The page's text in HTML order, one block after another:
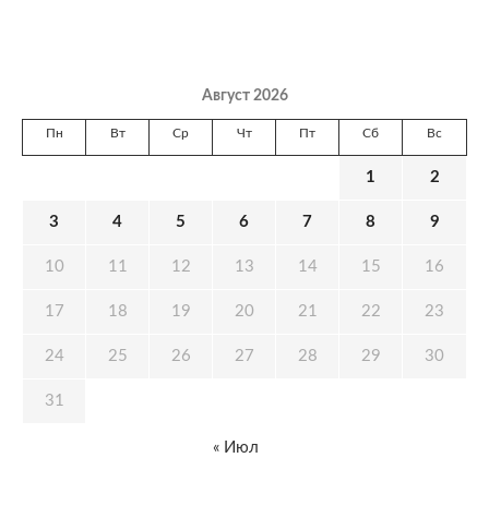
Август 2026
Пн Вт Ср Чт Пт Сб Вс
1 2
3 4 5 6 7 8 9
10 11 12 13 14 15 16
17 18 19 20 21 22 23
24 25 26 27 28 29 30
31
« Июл